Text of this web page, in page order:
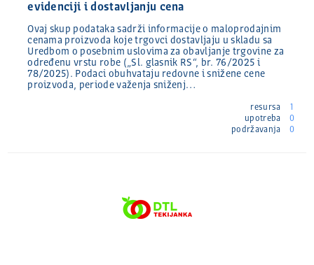
evidenciji i dostavljanju cena
Ovaj skup podataka sadrži informacije o maloprodajnim
cenama proizvoda koje trgovci dostavljaju u skladu sa
Uredbom o posebnim uslovima za obavljanje trgovine za
određenu vrstu robe („Sl. glasnik RS“, br. 76/2025 i
78/2025). Podaci obuhvataju redovne i snižene cene
proizvoda, periode važenja sniženj…
resursa
1
upotreba
0
podržavanja
0